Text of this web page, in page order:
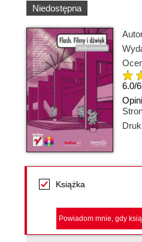
Niedostępna
6.0/6
Książka
Powiadom mnie, gdy